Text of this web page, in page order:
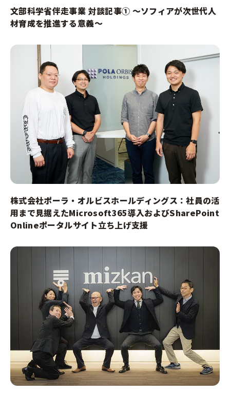
文部科学省伴走事業 対談記事① ～ソフィアが次世代人
材育成を推進する意義～
株式会社ポーラ・オルビスホールディングス：社員の活
用まで見据えたMicrosoft365導入およびSharePoint
Onlineポータルサイト立ち上げ支援